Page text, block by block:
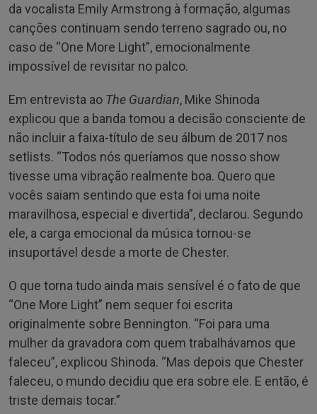
da vocalista Emily Armstrong à formação, algumas
canções continuam sendo terreno sagrado ou, no
caso de “One More Light”, emocionalmente
impossível de revisitar no palco.
Em entrevista ao The Guardian, Mike Shinoda
explicou que a banda tomou a decisão consciente de
não incluir a faixa-título de seu álbum de 2017 nos
setlists. “Todos nós queríamos que nosso show
tivesse uma vibração realmente boa. Quero que
vocês saiam sentindo que esta foi uma noite
maravilhosa, especial e divertida”, declarou. Segundo
ele, a carga emocional da música tornou-se
insuportável desde a morte de Chester.
O que torna tudo ainda mais sensível é o fato de que
“One More Light” nem sequer foi escrita
originalmente sobre Bennington. “Foi para uma
mulher da gravadora com quem trabalhávamos que
faleceu”, explicou Shinoda. “Mas depois que Chester
faleceu, o mundo decidiu que era sobre ele. E então, é
triste demais tocar.”